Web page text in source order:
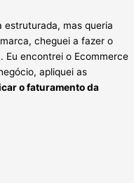
estruturada, mas queria
cheguei a fazer o
Eu encontrei o Ecommerce
apliquei as
o faturamento da